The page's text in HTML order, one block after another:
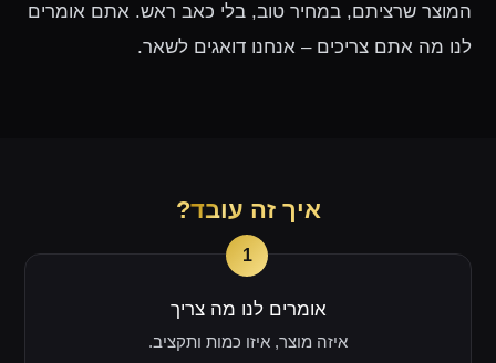
המוצר שרציתם, במחיר טוב, בלי כאב ראש. אתם אומרים
לנו מה אתם צריכים – אנחנו דואגים לשאר.
איך זה עובד?
1
אומרים לנו מה צריך
איזה מוצר, איזו כמות ותקציב.